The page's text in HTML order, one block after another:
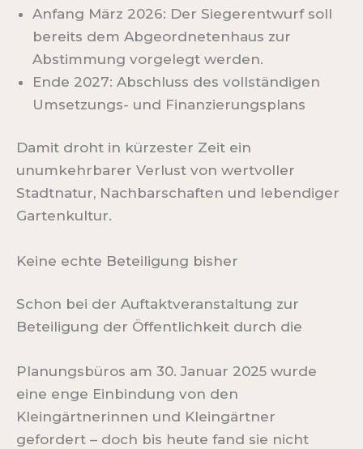
Anfang März 2026: Der Siegerentwurf soll
bereits dem Abgeordnetenhaus zur
Abstimmung vorgelegt werden.
Ende 2027: Abschluss des vollständigen
Umsetzungs- und Finanzierungsplans
Damit droht in kürzester Zeit ein
unumkehrbarer Verlust von wertvoller
Stadtnatur, Nachbarschaften und lebendiger
Gartenkultur.
Keine echte Beteiligung bisher
Schon bei der Auftaktveranstaltung zur
Beteiligung der Öffentlichkeit durch die
Planungsbüros am 30. Januar 2025 wurde
eine enge Einbindung von den
Kleingärtnerinnen und Kleingärtner
gefordert – doch bis heute fand sie nicht